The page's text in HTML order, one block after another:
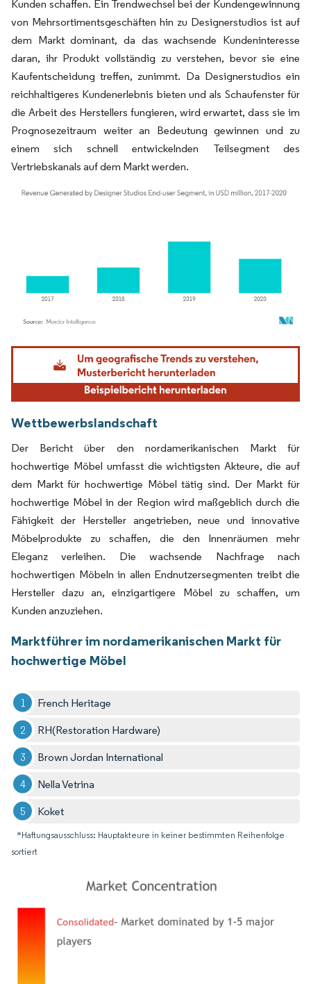
Kunden schaffen. Ein Trendwechsel bei der Kundengewinnung
von Mehrsortimentsgeschäften hin zu Designerstudios ist auf
dem Markt dominant, da das wachsende Kundeninteresse
daran, ihr Produkt vollständig zu verstehen, bevor sie eine
Kaufentscheidung treffen, zunimmt. Da Designerstudios ein
reichhaltigeres Kundenerlebnis bieten und als Schaufenster für
die Arbeit des Herstellers fungieren, wird erwartet, dass sie im
Prognosezeitraum weiter an Bedeutung gewinnen und zu
einem sich schnell entwickelnden Teilsegment des
Vertriebskanals auf dem Markt werden.
Bild © Mordor Intelligence. Wiederverwendung erfordert Namensnennung gemäß
Wettbewerbslandschaft
Der Bericht über den nordamerikanischen Markt für
hochwertige Möbel umfasst die wichtigsten Akteure, die auf
dem Markt für hochwertige Möbel tätig sind. Der Markt für
hochwertige Möbel in der Region wird maßgeblich durch die
Fähigkeit der Hersteller angetrieben, neue und innovative
Möbelprodukte zu schaffen, die den Innenräumen mehr
Eleganz verleihen. Die wachsende Nachfrage nach
hochwertigen Möbeln in allen Endnutzersegmenten treibt die
Hersteller dazu an, einzigartigere Möbel zu schaffen, um
Kunden anzuziehen.
Marktführer im nordamerikanischen Markt für
hochwertige Möbel
French Heritage
RH(Restoration Hardware)
Brown Jordan International
Nella Vetrina
Koket
*Haftungsausschluss: Hauptakteure in keiner bestimmten Reihenfolge
sortiert